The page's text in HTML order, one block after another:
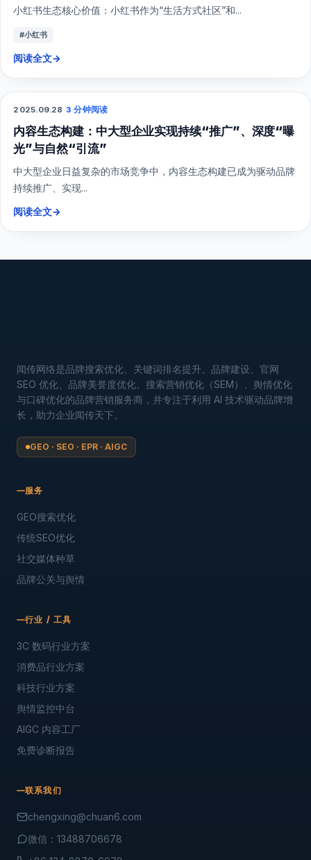
小红书生态核心价值：小红书作为“生活方式社区”和...
#小红书
阅读全文→
综合营销
2025.09.28 ·3 分钟阅读
内容生态构建：中大型企业实现持续“推广”、深度“曝
光”与自然“引流”
中大型企业日益复杂的市场竞争中，内容生态构建已成为驱动品牌
持续推广、实现...
阅读全文→
闻传网络是品牌搜索优化、关键词排名提升、品牌建设、官网
SEO 优化、品牌美誉度优化、搜索营销优化（SEM）、舆情优化
与口碑优化的品牌营销服务商，并专注于利用 AI 技术驱动品牌增
长，助力企业闻传天下。
GEO · SEO · EPR · AIGC
服务
GEO搜索优化
传统SEO优化
社交媒体种草
品牌公关与舆情
行业 / 工具
3C 数码行业方案
消费品行业方案
科技行业方案
舆情监控中台
AIGC 内容工厂
免费诊断报告
联系我们
chengxing@chuan6.com
微信：13488706678